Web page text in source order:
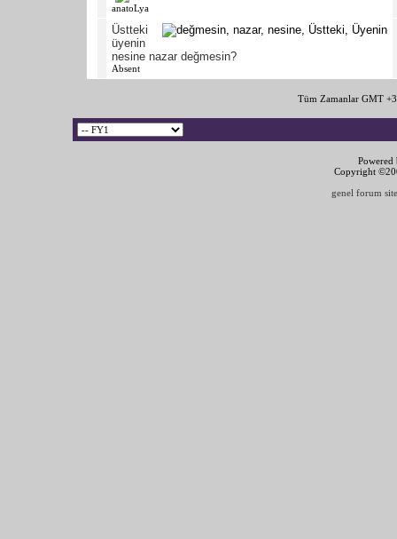
anatoLya
Üstteki
üyenin
nesine nazar değmesin?
Absent
Tüm Zamanlar GMT
Copyright
genel forum